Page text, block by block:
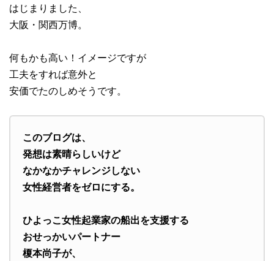
はじまりました、
大阪・関西万博。
何もかも高い！イメージですが
工夫をすれば意外と
安価でたのしめそうです。
このブログは、
発想は素晴らしいけど
なかなかチャレンジしない
女性経営者をゼロにする。
ひよっこ女性起業家の船出を支援する
おせっかいパートナー
榎本尚子が、